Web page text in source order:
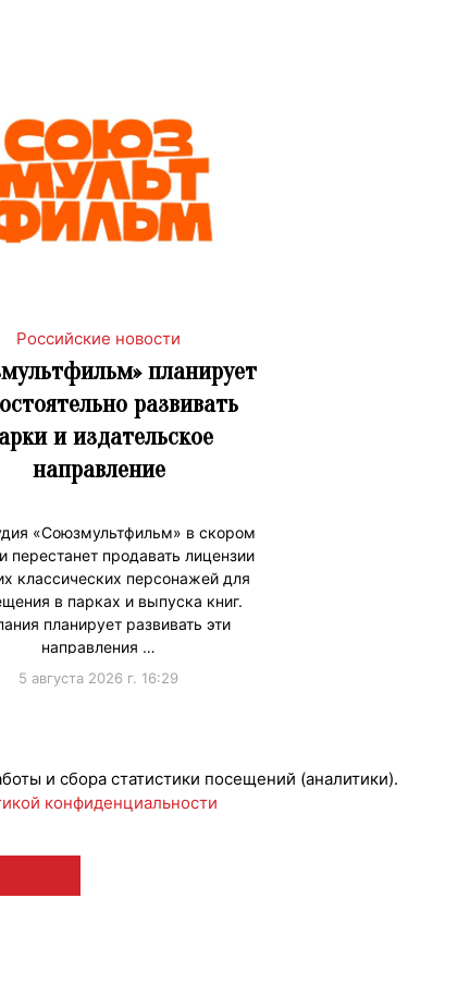
Российские новости
планирует
развивать
и издательское
направление
«Союзмультфильм» в скором
перестанет продавать лицензии
классических персонажей для
в парках и выпуска книг.
планирует развивать эти
направления …
5 августа 2026 г. 16:29
и сбора статистики посещений (аналитики).
конфиденциальности